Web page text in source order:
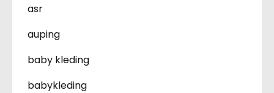
asr
auping
baby kleding
babykleding